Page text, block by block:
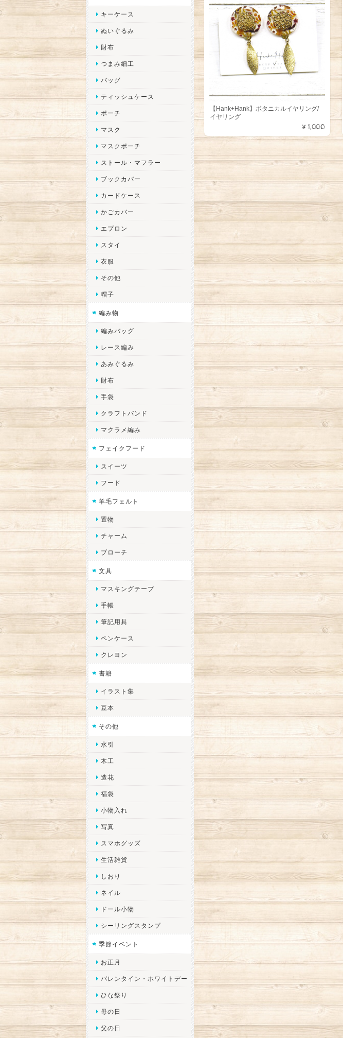
【Hank+Hank】ボタニカルイヤリング/
イヤリング
¥1,000
キーケース
ぬいぐるみ
財布
つまみ細工
バッグ
ティッシュケース
ポーチ
マスク
マスクポーチ
ストール・マフラー
ブックカバー
カードケース
かごカバー
エプロン
スタイ
衣服
その他
帽子
編み物
編みバッグ
レース編み
あみぐるみ
財布
手袋
クラフトバンド
マクラメ編み
フェイクフード
スイーツ
フード
羊毛フェルト
置物
チャーム
ブローチ
文具
マスキングテープ
手帳
筆記用具
ペンケース
クレヨン
書籍
イラスト集
豆本
その他
水引
木工
造花
福袋
小物入れ
写真
スマホグッズ
生活雑貨
しおり
ネイル
ドール小物
シーリングスタンプ
季節イベント
お正月
バレンタイン・ホワイトデー
ひな祭り
母の日
父の日